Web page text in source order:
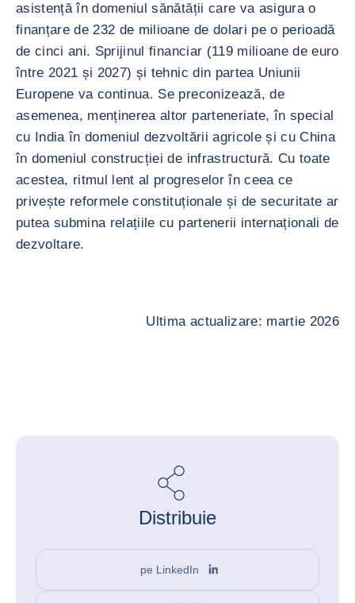
asistență în domeniul sănătății care va asigura o
finanțare de 232 de milioane de dolari pe o perioadă
de cinci ani. Sprijinul financiar (119 milioane de euro
între 2021 și 2027) și tehnic din partea Uniunii
Europene va continua. Se preconizează, de
asemenea, menținerea altor parteneriate, în special
cu India în domeniul dezvoltării agricole și cu China
în domeniul construcției de infrastructură. Cu toate
acestea, ritmul lent al progreselor în ceea ce
privește reformele constituționale și de securitate ar
putea submina relațiile cu partenerii internaționali de
dezvoltare.
Ultima actualizare: martie 2026
Distribuie
pe LinkedIn